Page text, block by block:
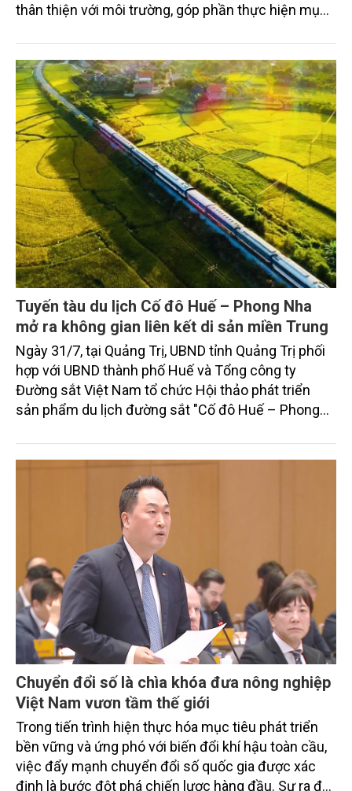
thân thiện với môi trường, góp phần thực hiện mục
trình thu hút sự tham gia của đông đảo đại biểu đến
từ các cơ quan quản lý nhà nước, đơn vị nghiên cứu,
doanh nghiệp, hợp tác xã và nông dân đang trực
tiếp triển khai mô hình sản xuất lúa phát thải thấp.
Tuyến tàu du lịch Cố đô Huế – Phong Nha
mở ra không gian liên kết di sản miền Trung
Ngày 31/7, tại Quảng Trị, UBND tỉnh Quảng Trị phối
hợp với UBND thành phố Huế và Tổng công ty
Đường sắt Việt Nam tổ chức Hội thảo phát triển
sản phẩm du lịch đường sắt "Cố đô Huế – Phong
ký kết Biên bản ghi nhớ hợp tác giai đoạn 2026–
2030 nhằm phát triển tuyến tàu du lịch chuyên đề
đầu tiên kết nối chuỗi di sản, văn hóa và thiên nhiên
đặc sắc của miền Trung.
Chuyển đổi số là chìa khóa đưa nông nghiệp
Việt Nam vươn tầm thế giới
Trong tiến trình hiện thực hóa mục tiêu phát triển
bền vững và ứng phó với biến đổi khí hậu toàn cầu,
việc đẩy mạnh chuyển đổi số quốc gia được xác
định là bước đột phá chiến lược hàng đầu. Sự ra đời